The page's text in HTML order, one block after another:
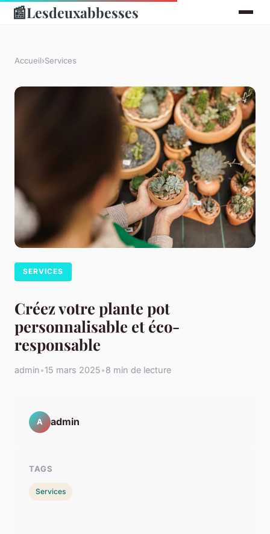
📰Lesdeuxabbesses
Accueil›Services
SERVICES
Créez votre plante pot
personnalisable et éco-
responsable
admin•15 mars 2025•8 min de lecture
A admin
TAGS
Services